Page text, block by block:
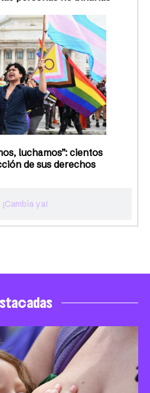
¡Cambia ya!
luchamos”: cientos
de sus derechos